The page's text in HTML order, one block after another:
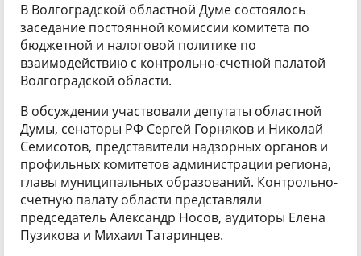
В Волгоградской областной Думе состоялось
заседание постоянной комиссии комитета по
бюджетной и налоговой политике по
взаимодействию с контрольно-счетной палатой
Волгоградской области.
В обсуждении участвовали депутаты областной
Думы, сенаторы РФ Сергей Горняков и Николай
Семисотов, представители надзорных органов и
профильных комитетов администрации региона,
главы муниципальных образований. Контрольно-
счетную палату области представляли
председатель Александр Носов, аудиторы Елена
Пузикова и Михаил Татаринцев.